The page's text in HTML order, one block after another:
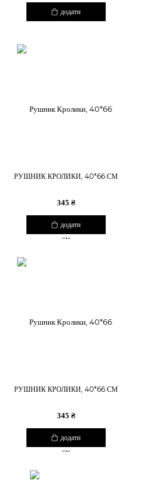
додати
РУШНИК КРОЛИКИ, 40*66 СМ
345 ₴
додати
РУШНИК КРОЛИКИ, 40*66 СМ
345 ₴
додати